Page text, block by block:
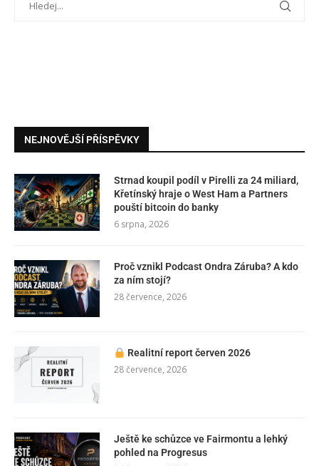
NEJNOVĚJŠÍ PŘÍSPĚVKY
Strnad koupil podíl v Pirelli za 24 miliard,
Křetínský hraje o West Ham a Partners
pouští bitcoin do banky
6 srpna, 2026
Proč vznikl Podcast Ondra Záruba? A kdo
za ním stojí?
28 července, 2026
Realitní report červen 2026
28 července, 2026
Ještě ke schůzce ve Fairmontu a lehký
pohled na Progresus